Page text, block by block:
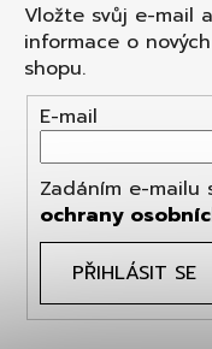
Vložte svůj e-mail
informace o
shopu.
E-mail
Zadáním e-mailu
ochrany
PŘIHLÁSIT SE